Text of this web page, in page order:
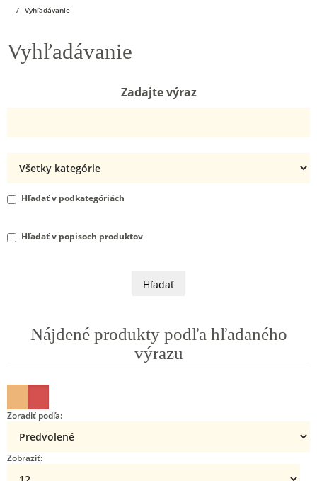
Vyhľadávanie
Vyhľadávanie
Zadajte výraz
Hľadať v podkategóriách
Hľadať v popisoch produktov
Nájdené produkty podľa hľadaného
výrazu
Zoradiť podľa:
Zobraziť: